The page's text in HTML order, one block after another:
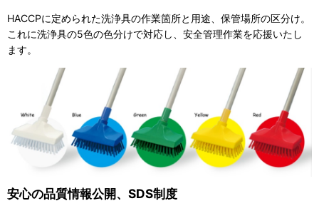
HACCPに定められた洗浄具の作業箇所と用途、保管場所の区分け。
これに洗浄具の5色の色分けで対応し、安全管理作業を応援いたし
ます。
安心の品質情報公開、SDS制度